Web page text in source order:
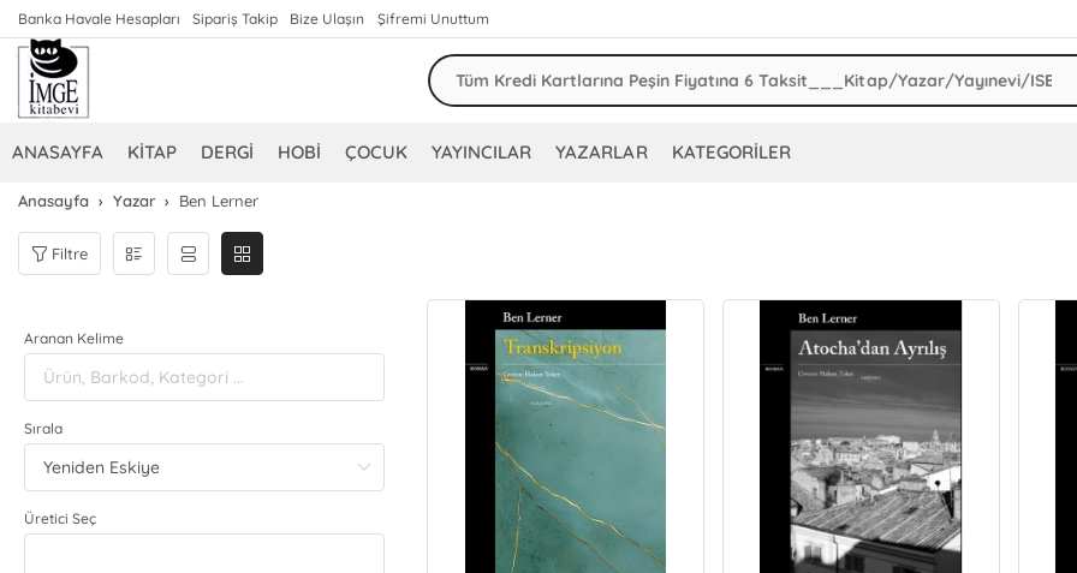
Banka Havale Hesapları Sipariş Takip Bize Ulaşın Şifremi Unuttum
ANASAYFA KİTAP DERGİ HOBİ ÇOCUK YAYINCILAR YAZARLAR KATEGORİLER
Anasayfa Yazar Ben Lerner
Filtre
Aranan Kelime
Sırala
Üretici Seç